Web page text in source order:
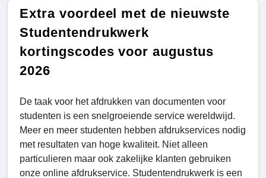
Extra voordeel met de nieuwste
Studentendrukwerk
kortingscodes voor augustus
2026
De taak voor het afdrukken van documenten voor
studenten is een snelgroeiende service wereldwijd.
Meer en meer studenten hebben afdrukservices nodig
met resultaten van hoge kwaliteit. Niet alleen
particulieren maar ook zakelijke klanten gebruiken
onze online afdrukservice. Studentendrukwerk is een